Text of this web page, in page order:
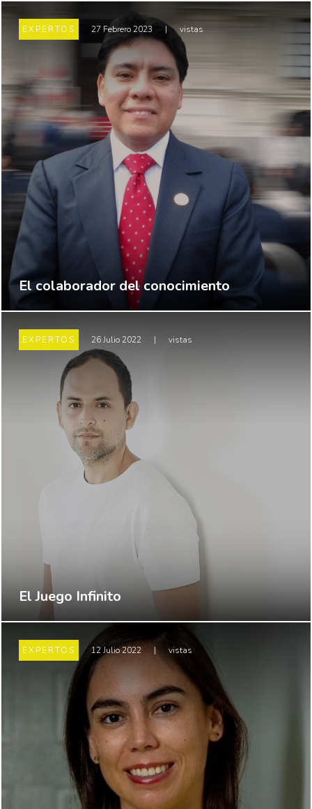
EXPERTOS 27 Febrero 2023 | vistas
El colaborador del conocimiento
EXPERTOS 26 Julio 2022 | vistas
El Juego Infinito
EXPERTOS 12 Julio 2022 | vistas